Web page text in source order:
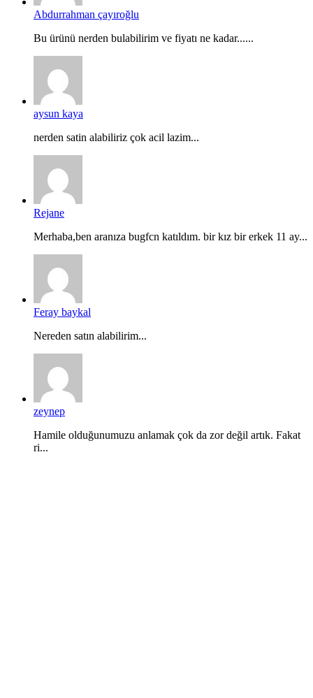
Abdurrahman çayıroğlu
Bu ürünü nerden bulabilirim ve fiyatı ne kadar......
aysun kaya
nerden satin alabiliriz çok acil lazim...
Rejane
Merhaba,ben aranıza bugfcn katıldım. bir kız bir erkek 11 ay...
Feray baykal
Nereden satın alabilirim...
zeynep
Hamile olduğunumuzu anlamak çok da zor değil artık. Fakat
ri...